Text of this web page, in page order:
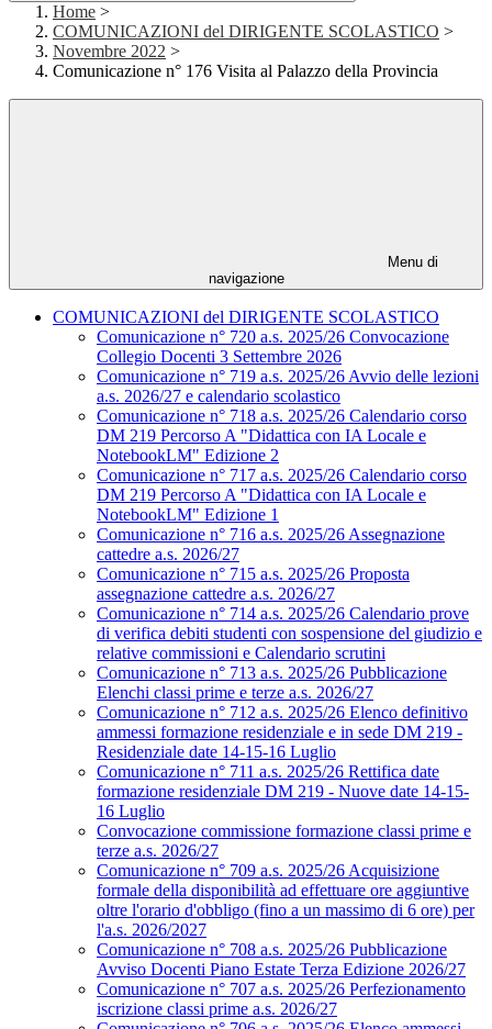
Home >
COMUNICAZIONI del DIRIGENTE SCOLASTICO >
Novembre 2022 >
Comunicazione n° 176 Visita al Palazzo della Provincia
Menu di
navigazione
COMUNICAZIONI del DIRIGENTE SCOLASTICO
Comunicazione n° 720 a.s. 2025/26 Convocazione
Collegio Docenti 3 Settembre 2026
Comunicazione n° 719 a.s. 2025/26 Avvio delle lezioni
a.s. 2026/27 e calendario scolastico
Comunicazione n° 718 a.s. 2025/26 Calendario corso
DM 219 Percorso A "Didattica con IA Locale e
NotebookLM" Edizione 2
Comunicazione n° 717 a.s. 2025/26 Calendario corso
DM 219 Percorso A "Didattica con IA Locale e
NotebookLM" Edizione 1
Comunicazione n° 716 a.s. 2025/26 Assegnazione
cattedre a.s. 2026/27
Comunicazione n° 715 a.s. 2025/26 Proposta
assegnazione cattedre a.s. 2026/27
Comunicazione n° 714 a.s. 2025/26 Calendario prove
di verifica debiti studenti con sospensione del giudizio e
relative commissioni e Calendario scrutini
Comunicazione n° 713 a.s. 2025/26 Pubblicazione
Elenchi classi prime e terze a.s. 2026/27
Comunicazione n° 712 a.s. 2025/26 Elenco definitivo
ammessi formazione residenziale e in sede DM 219 -
Residenziale date 14-15-16 Luglio
Comunicazione n° 711 a.s. 2025/26 Rettifica date
formazione residenziale DM 219 - Nuove date 14-15-
16 Luglio
Convocazione commissione formazione classi prime e
terze a.s. 2026/27
Comunicazione n° 709 a.s. 2025/26 Acquisizione
formale della disponibilità ad effettuare ore aggiuntive
oltre l'orario d'obbligo (fino a un massimo di 6 ore) per
l'a.s. 2026/2027
Comunicazione n° 708 a.s. 2025/26 Pubblicazione
Avviso Docenti Piano Estate Terza Edizione 2026/27
Comunicazione n° 707 a.s. 2025/26 Perfezionamento
iscrizione classi prime a.s. 2026/27